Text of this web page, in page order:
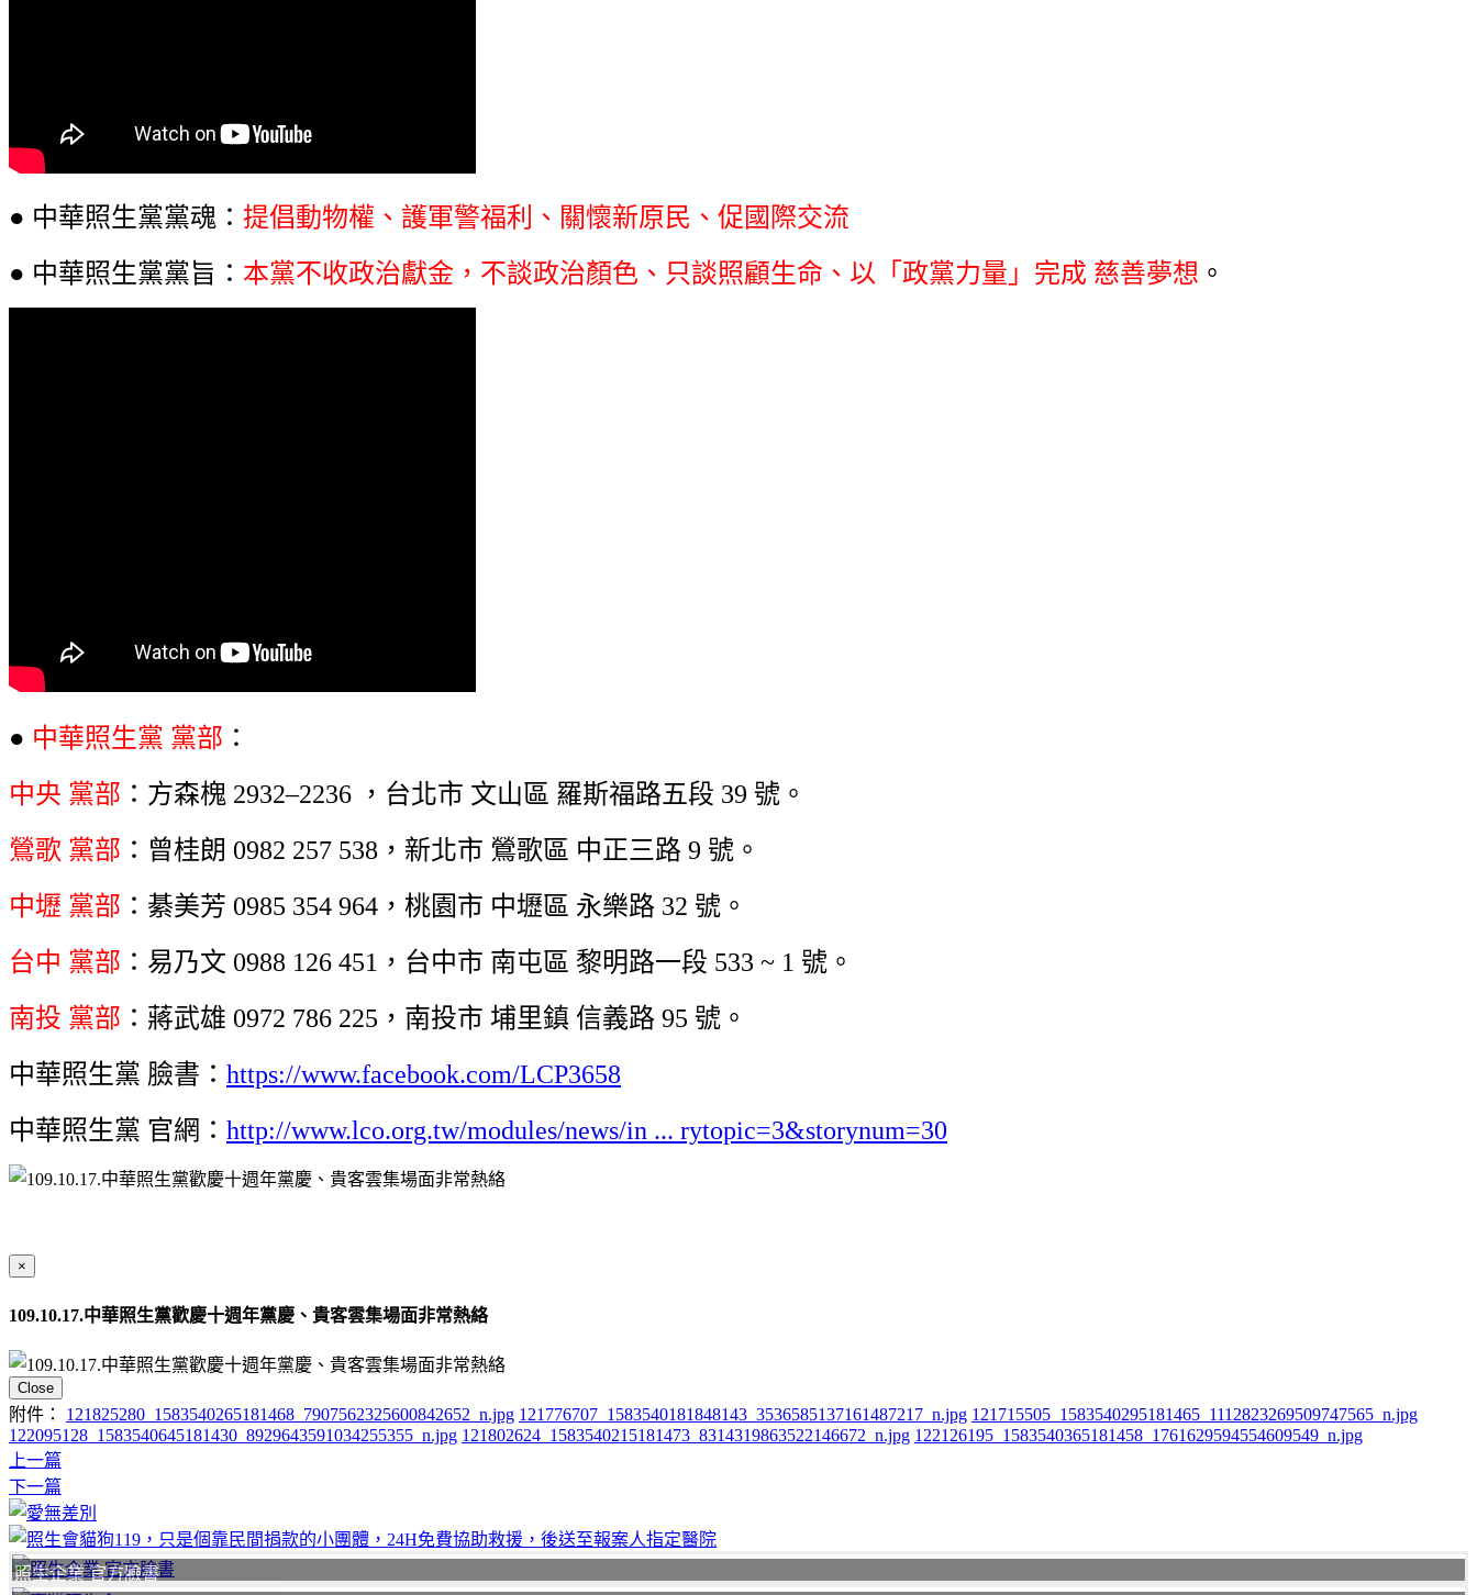
● 中華照生黨黨魂： 提倡動物權、護軍警福利、關懷新原民、促國際交流
● 中華照生黨黨旨： 本黨不收政治獻金，不談政治顏色、只談照顧生命、以「政黨力量」完成 慈善夢想 。
● 中華照生黨 黨部 ：
中央 黨部 ：方森槐 2932–2236 ，台北市 文山區 羅斯福路五段 39 號。
鶯歌 黨部 ：曾桂朗 0982 257 538，新北市 鶯歌區 中正三路 9 號。
中壢 黨部 ：綦美芳 0985 354 964，桃園市 中壢區 永樂路 32 號。
台中 黨部 ：易乃文 0988 126 451，台中市 南屯區 黎明路一段 533 ~ 1 號。
南投 黨部 ：蔣武雄 0972 786 225，南投市 埔里鎮 信義路 95 號。
中華照生黨 臉書： https://www.facebook.com/LCP3658
中華照生黨 官網： http://www.lco.org.tw/modules/news/in ... rytopic=3&storynum=30
×
109.10.17.中華照生黨歡慶十週年黨慶、貴客雲集場面非常熱絡
Close
附件： 121825280_1583540265181468_7907562325600842652_n.jpg 121776707_1583540181848143_3536585137161487217_n.jpg 121715505_1583540295181465_1112823269509747565_n.jpg
122095128_1583540645181430_8929643591034255355_n.jpg 121802624_1583540215181473_8314319863522146672_n.jpg 122126195_1583540365181458_1761629594554609549_n.jpg
上一篇
下一篇
照生企業 官方臉書